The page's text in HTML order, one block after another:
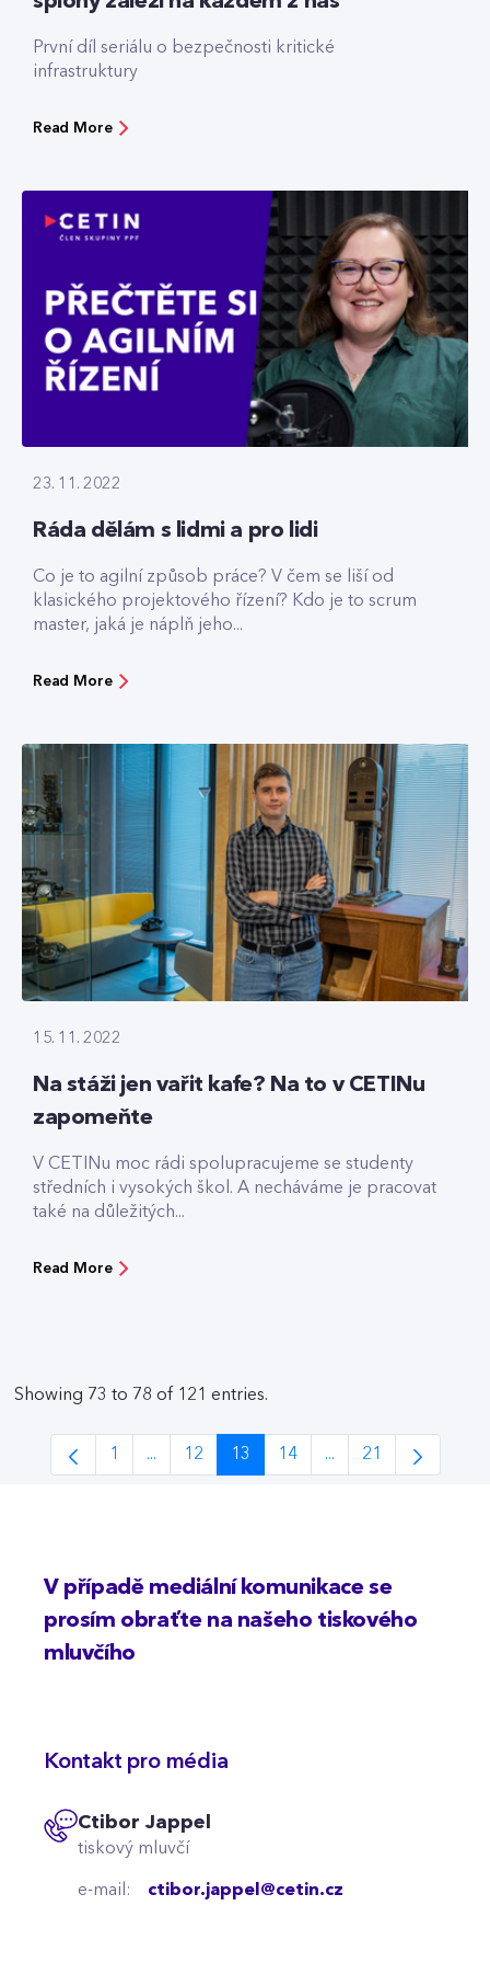
První díl seriálu o bezpečnosti kritické
infrastruktury
Read More
23. 11. 2022
Ráda dělám s lidmi a pro lidi
Co je to agilní způsob práce? V čem se liší od
klasického projektového řízení? Kdo je to scrum
master, jaká je náplň jeho...
Read More
15. 11. 2022
Na stáži jen vařit kafe? Na to v CETINu
zapomeňte
V CETINu moc rádi spolupracujeme se studenty
středních i vysokých škol. A necháváme je pracovat
také na důležitých...
Read More
Showing 73 to 78 of 121 entries.
Page
1 ...
Intermediate Pages Use TAB to navigate.
Page
12
Page
13
Page
14 ...
Intermediate Pages
Page
21
V případě mediální komunikace se
prosím obraťte na našeho tiskového
mluvčího
Kontakt pro média
Ctibor Jappel
tiskový mluvčí
e-mail: ctibor.jappel@cetin.cz